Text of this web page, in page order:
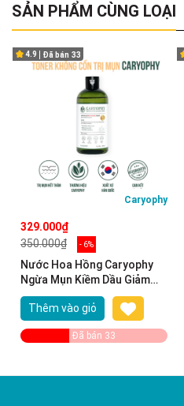
SẢN PHẨM CÙNG LOẠI
4.9 Đã bán 33
Caryophy
329.000₫
350.000₫
- 6%
Nước Hoa Hồng Caryophy
Ngừa Mụn Kiềm Dầu Giảm
Thâm 300ml Portulaca
Toner
Thêm vào giỏ
Đã bán 33